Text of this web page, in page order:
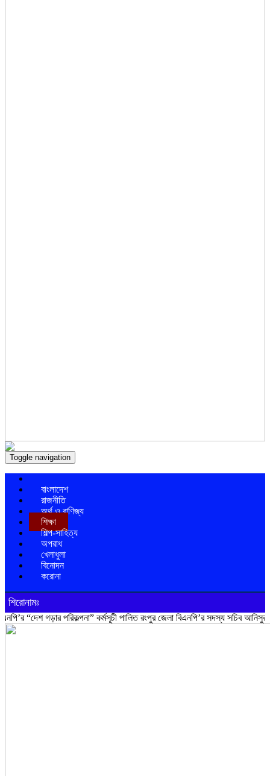
Toggle navigation
বাংলাদেশ
রাজনীতি
অর্থ ও বাণিজ্য
শিক্ষা
শিল্প-সাহিত্য
অপরাধ
খেলাধুলা
বিনোদন
করোনা
শিরোনামঃ
গড়ার পরিকল্পনা” কর্মসূচী পালিত রংপুর জেলা বিএনপি’র সদস্য সচিব আনিসুর রহমান